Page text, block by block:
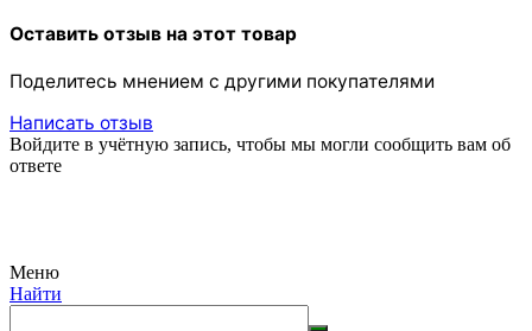
Оставить отзыв на этот товар
Поделитесь мнением с другими покупателями
Написать отзыв
Войдите в учётную запись, чтобы мы могли сообщить вам об
ответе
Меню
Найти